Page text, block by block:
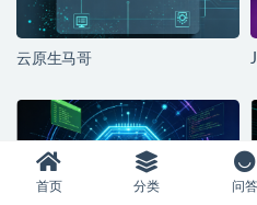
云原生马哥
首页 分类 问答